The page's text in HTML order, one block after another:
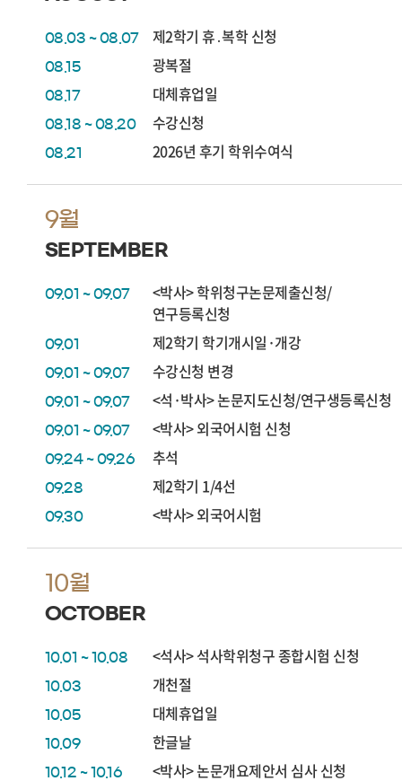
08.03 ~ 08.07 제2학기 휴․복학 신청
08.15 광복절
08.17 대체휴업일
08.18 ~ 08.20 수강신청
08.21 2026년 후기 학위수여식
9월
SEPTEMBER
09.01 ~ 09.07
<박사> 학위청구논문제출신청/
연구등록신청
09.01 제2학기 학기개시일·개강
09.01 ~ 09.07 수강신청 변경
09.01 ~ 09.07 <석·박사> 논문지도신청/연구생등록신청
09.01 ~ 09.07 <박사> 외국어시험 신청
09.24 ~ 09.26 추석
09.28 제2학기 1/4선
09.30 <박사> 외국어시험
10월
OCTOBER
10.01 ~ 10.08 <석사> 석사학위청구 종합시험 신청
10.03 개천절
10.05 대체휴업일
10.09 한글날
10.12 ~ 10.16 <박사> 논문개요제안서 심사 신청